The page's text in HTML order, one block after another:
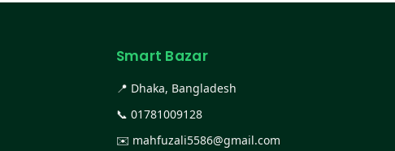
Smart Bazar
📍 Dhaka, Bangladesh
📞 01781009128
✉️ mahfuzali5586@gmail.com